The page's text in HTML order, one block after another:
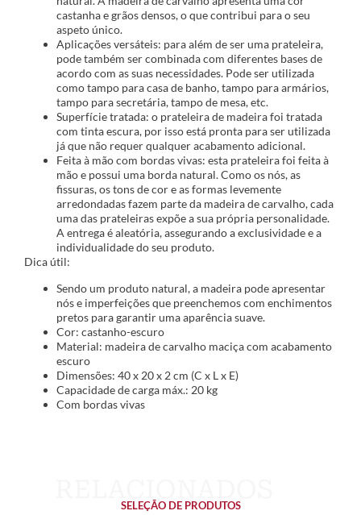
castanha e grãos densos, o que contribui para o seu
aspeto único.
Aplicações versáteis: para além de ser uma prateleira,
pode também ser combinada com diferentes bases de
acordo com as suas necessidades. Pode ser utilizada
como tampo para casa de banho, tampo para armários,
tampo para secretária, tampo de mesa, etc.
Superfície tratada: o prateleira de madeira foi tratada
com tinta escura, por isso está pronta para ser utilizada
já que não requer qualquer acabamento adicional.
Feita à mão com bordas vivas: esta prateleira foi feita à
mão e possui uma borda natural. Como os nós, as
fissuras, os tons de cor e as formas levemente
arredondadas fazem parte da madeira de carvalho, cada
uma das prateleiras expõe a sua própria personalidade.
A entrega é aleatória, assegurando a exclusividade e a
individualidade do seu produto.
Dica útil:
Sendo um produto natural, a madeira pode apresentar
nós e imperfeições que preenchemos com enchimentos
pretos para garantir uma aparência suave.
Cor: castanho-escuro
Material: madeira de carvalho maciça com acabamento
escuro
Dimensões: 40 x 20 x 2 cm (C x L x E)
Capacidade de carga máx.: 20 kg
Com bordas vivas
SELEÇÃO DE PRODUTOS